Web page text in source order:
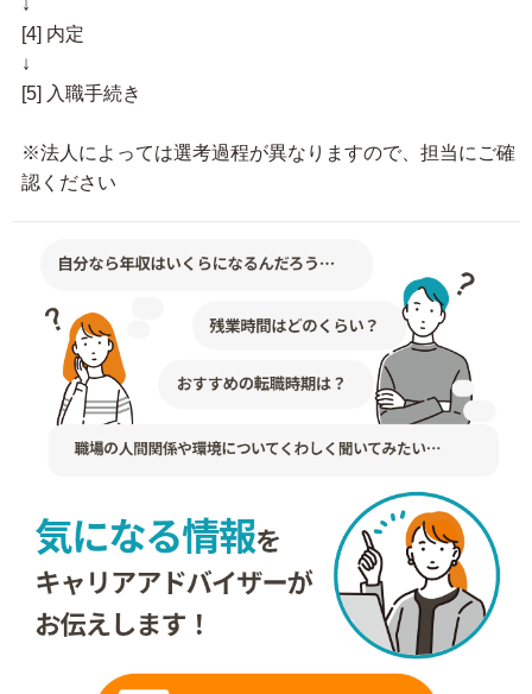
↓
[4] 内定
↓
[5] 入職手続き
※法人によっては選考過程が異なりますので、担当にご確
認ください